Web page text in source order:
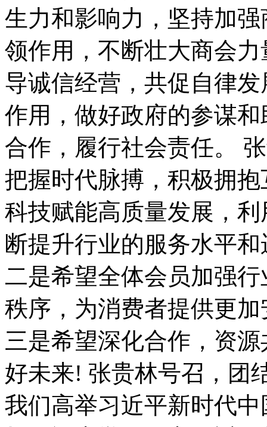
生力和影响力，坚持加
领作用，不断壮大商会
导诚信经营，共促自律
作用，做好政府的参谋
合作，履行社会责任。
把握时代脉搏，积极拥
科技赋能高质量发展，利
断提升行业的服务水平
二是希望全体会员加强
秩序，为消费者提供更
三是希望深化合作，资
好未来! 张贵林号召，团
我们高举习近平新时代